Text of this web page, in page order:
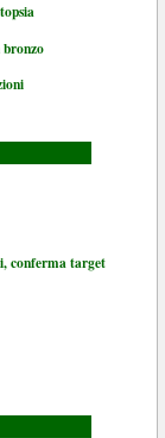
bronzo
conferma target